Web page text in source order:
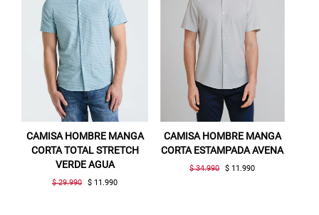
CAMISA HOMBRE MANGA
CORTA TOTAL STRETCH
VERDE AGUA
$ 29.990 $ 11.990
CAMISA HOMBRE MANGA
CORTA ESTAMPADA AVENA
$ 34.990 $ 11.990